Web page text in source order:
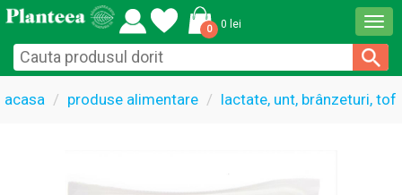
0 0 lei
acasa produse alimentare lactate, unt, brânzeturi,